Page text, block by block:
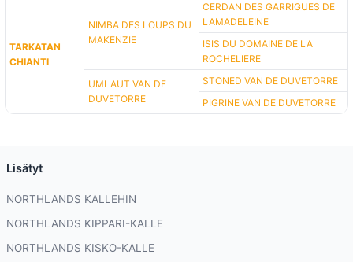
TARKATAN
CHIANTI
NIMBA DES LOUPS DU
MAKENZIE
CERDAN DES GARRIGUES DE
LAMADELEINE
ISIS DU DOMAINE DE LA
ROCHELIERE
UMLAUT VAN DE
DUVETORRE
STONED VAN DE DUVETORRE
PIGRINE VAN DE DUVETORRE
Lisätyt
NORTHLANDS KALLEHIN
NORTHLANDS KIPPARI-KALLE
NORTHLANDS KISKO-KALLE